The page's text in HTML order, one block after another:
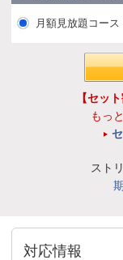
月額見放題コース
【セット
もっ
スト
対応情報